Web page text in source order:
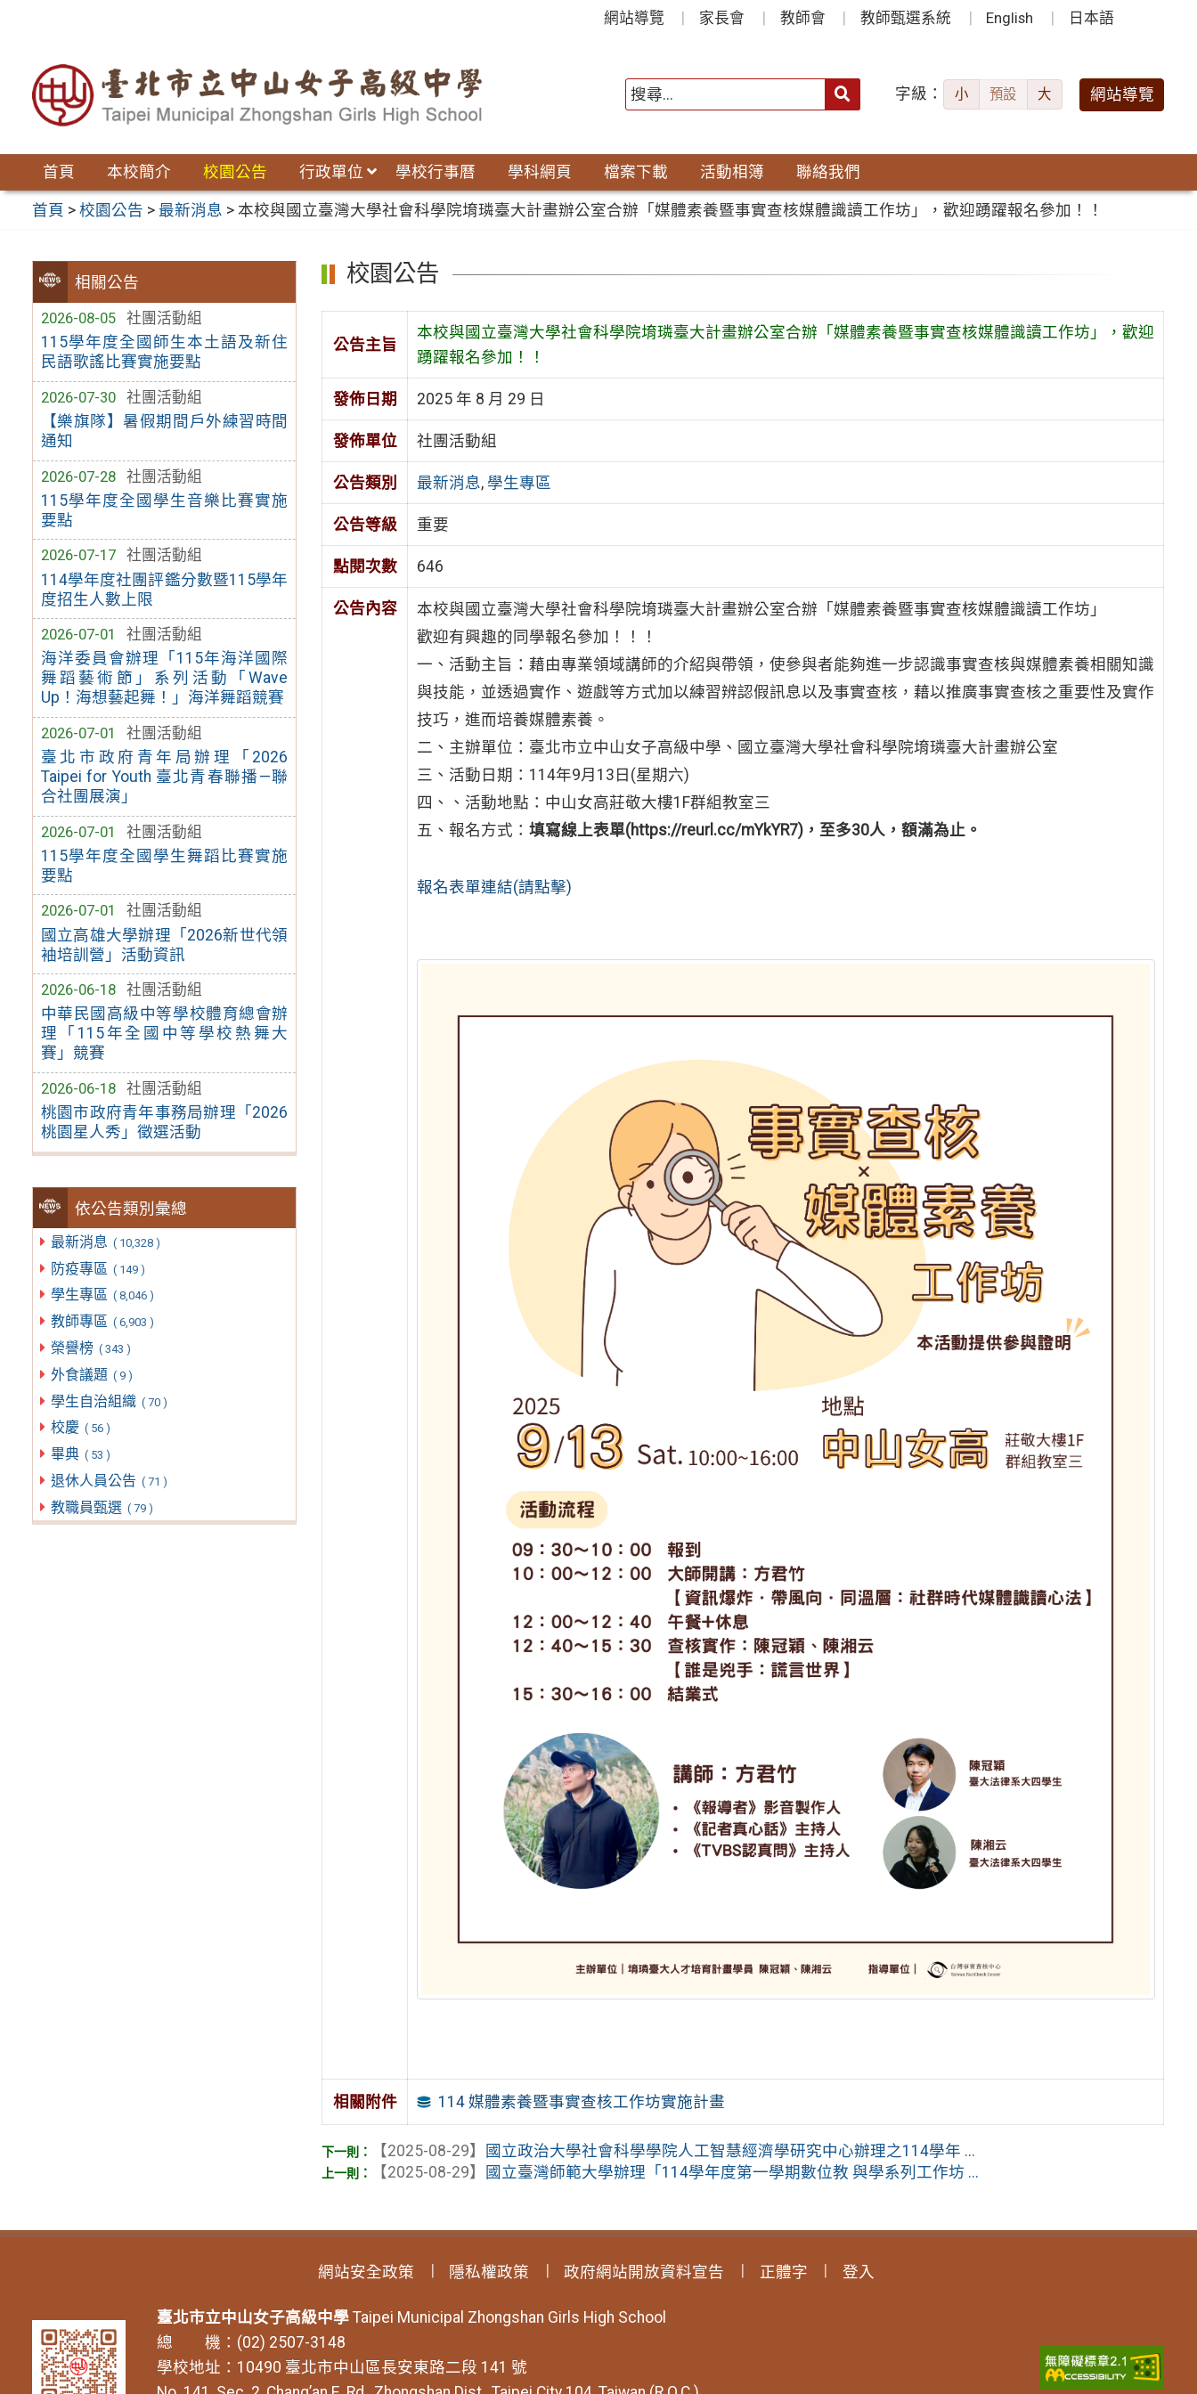
網站導覽 家長會 教師會 教師甄選系統 English 日本語
字級： 小 預設 大 網站導覽
首頁 本校簡介 校園公告 行政單位 學校行事曆 學科網頁 檔案下載 活動相簿 聯絡我們
首頁 >校園公告 > 最新消息 > 本校與國立臺灣大學社會科學院堉璘臺大計畫辦公室合辦「媒體素養暨事實查核媒體識讀工作坊」，歡迎踴躍報名參加！！
相關公告
2026-08-05
社團活動組
115學年度全國師生本土語及新住
民語歌謠比賽實施要點
2026-07-30
社團活動組
【樂旗隊】暑假期間戶外練習時間
通知
2026-07-28
社團活動組
115學年度全國學生音樂比賽實施
要點
2026-07-17
社團活動組
114學年度社團評鑑分數暨115學年
度招生人數上限
2026-07-01
社團活動組
海洋委員會辦理「115年海洋國際
舞蹈藝術節」系列活動「Wave
Up！海想藝起舞！」海洋舞蹈競賽
2026-07-01
社團活動組
臺北市政府青年局辦理「2026
Taipei for Youth 臺北青春聯播—聯
合社團展演」
2026-07-01
社團活動組
115學年度全國學生舞蹈比賽實施
要點
2026-07-01
社團活動組
國立高雄大學辦理「2026新世代領
袖培訓營」活動資訊
2026-06-18
社團活動組
中華民國高級中等學校體育總會辦
理「115年全國中等學校熱舞大
賽」競賽
2026-06-18
社團活動組
桃園市政府青年事務局辦理「2026
桃園星人秀」徵選活動
依公告類別彙總
最新消息 ( 10,328 )
防疫專區 ( 149 )
學生專區 ( 8,046 )
教師專區 ( 6,903 )
榮譽榜 ( 343 )
外食議題 ( 9 )
學生自治組織 ( 70 )
校慶 ( 56 )
畢典 ( 53 )
退休人員公告 ( 71 )
教職員甄選 ( 79 )
校園公告
公告主旨
本校與國立臺灣大學社會科學院堉璘臺大計畫辦公室合辦「媒體素養暨事實查核媒體識讀工作坊」，歡迎
踴躍報名參加！！
發佈日期 2025 年 8 月 29 日
發佈單位 社團活動組
公告類別 最新消息, 學生專區
公告等級 重要
點閱次數 646
公告內容
本校與國立臺灣大學社會科學院堉璘臺大計畫辦公室合辦「媒體素養暨事實查核媒體識讀工作坊」
歡迎有興趣的同學報名參加！！！
一、活動主旨：藉由專業領域講師的介紹與帶領，使參與者能夠進一步認識事實查核與媒體素養相關知識
與技能，並透過實作、遊戲等方式加以練習辨認假訊息以及事實查核，藉以推廣事實查核之重要性及實作
技巧，進而培養媒體素養。
二、主辦單位：臺北市立中山女子高級中學、國立臺灣大學社會科學院堉璘臺大計畫辦公室
三、活動日期：114年9月13日(星期六)
四、、活動地點：中山女高莊敬大樓1F群組教室三
五、報名方式： 填寫線上表單(https://reurl.cc/mYkYR7)，至多30人，額滿為止。
報名表單連結(請點擊)
相關附件 114 媒體素養暨事實查核工作坊實施計畫
【2025-08-29】
國立政治大學社會科學學院人工智慧經濟學研究中心辦理之114學年 ...
【2025-08-29】
國立臺灣師範大學辦理「114學年度第一學期數位教 與學系列工作坊 ...
網站安全政策 隱私權政策 政府網站開放資料宣告 正體字 登入
臺北市立中山女子高級中學 Taipei Municipal Zhongshan Girls High School
總 機：(02) 2507-3148
學校地址：10490 臺北市中山區長安東路二段 141 號